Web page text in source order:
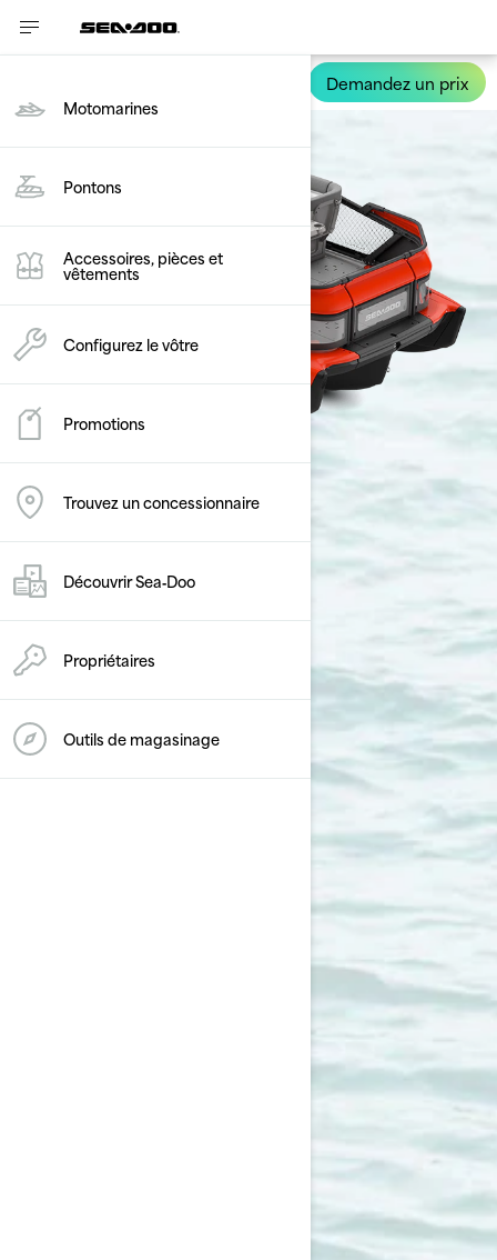
Motomarines
Pontons
Accessoires, pièces et
vêtements
Configurez le vôtre
Promotions
Trouvez un concessionnaire
Découvrir Sea‑Doo
Propriétaires
Outils de magasinage
Demandez un prix
0/3 sélectionnés